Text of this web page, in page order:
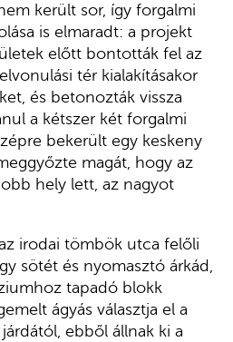
került sor, így forgalmi
is elmaradt: a projekt
előtt bontották fel az
tér kialakításakor
és betonozták vissza
a kétszer két forgalmi
bekerült egy keskeny
magát, hogy az
hely lett, az nagyot
irodai tömbök utca felőli
sötét és nyomasztó árkád,
tapadó blokk
ágyás választja el a
ebből állnak ki a